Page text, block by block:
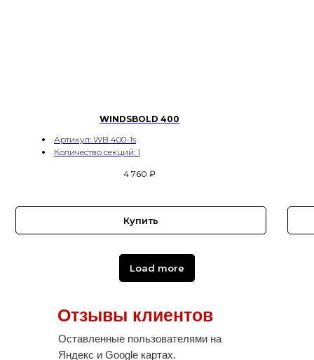
WINDSBOLD 400
Артикул: WB 400-1s
Количество секций: 1
4 760 ₽
Купить
Load more
Отзывы клиентов
Оставленные пользователями на
Яндекс и Google картах.